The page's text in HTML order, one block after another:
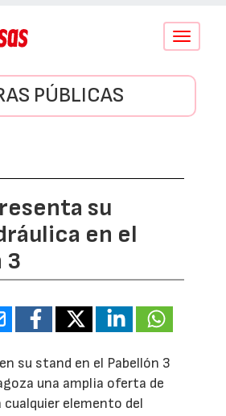
Conmutar
PÚBLICAS
su
en el
3
su stand en el Pabellón 3
una amplia oferta de
cualquier elemento del